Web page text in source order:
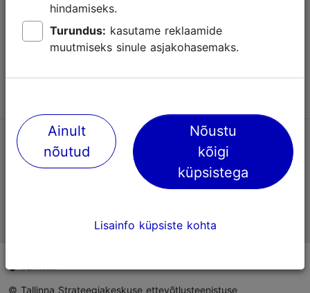
Kasutajatingimused
Võta meiega ühendust
TripAdvisori® hinnangud ja arvustused
© Tallinna Strateegiakeskuse ettevõtlusteenistuse
hindamiseks.
Turundus:
muutmiseks sinule asjakohasemaks.
Ainult
nõutud
Nõustu
kõigi
küpsistega
Lisainfo küpsiste kohta